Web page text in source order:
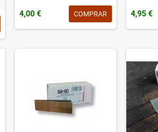
4,00 € COMPRAR 4,95 €